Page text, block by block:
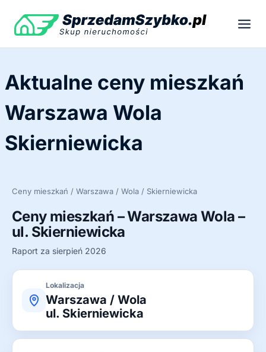
treści
Aktualne ceny mieszkań
Warszawa Wola
Skierniewicka
Ceny mieszkań / Warszawa / Wola / Skierniewicka
Ceny mieszkań – Warszawa Wola –
ul. Skierniewicka
Raport za sierpień 2026
Lokalizacja
Warszawa / Wola
ul. Skierniewicka